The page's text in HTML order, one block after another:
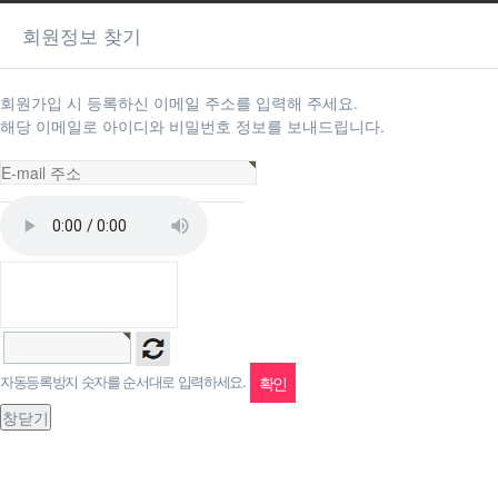
회원정보 찾기
회원가입 시 등록하신 이메일 주소를 입력해 주세요.
해당 이메일로 아이디와 비밀번호 정보를 보내드립니다.
자동등록방지 숫자를 순서대로 입력하세요.
창닫기